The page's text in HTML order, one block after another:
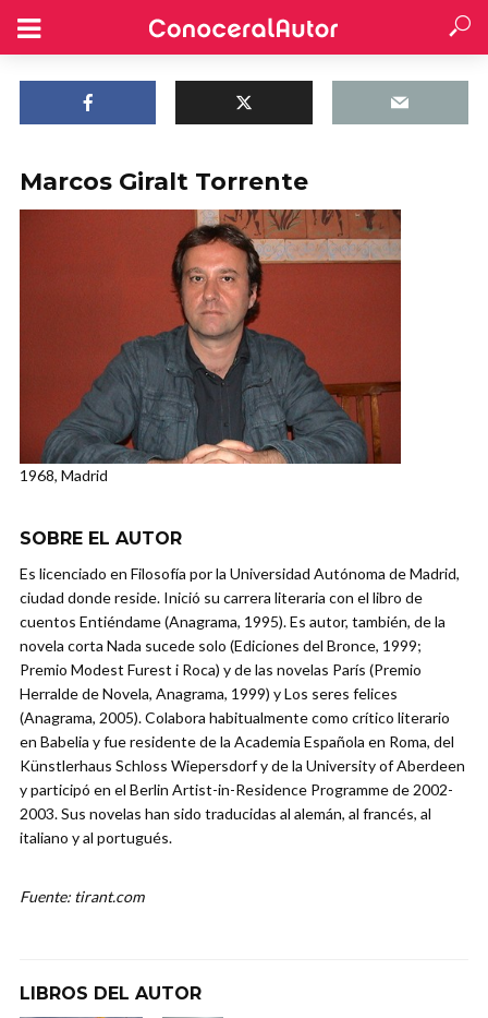
Marcos Giralt Torrente
1968, Madrid
SOBRE EL AUTOR
Es licenciado en Filosofía por la Universidad Autónoma de Madrid,
ciudad donde reside. Inició su carrera literaria con el libro de
cuentos Entiéndame (Anagrama, 1995). Es autor, también, de la
novela corta Nada sucede solo (Ediciones del Bronce, 1999;
Premio Modest Furest i Roca) y de las novelas París (Premio
Herralde de Novela, Anagrama, 1999) y Los seres felices
(Anagrama, 2005). Colabora habitualmente como crítico literario
en Babelia y fue residente de la Academia Española en Roma, del
Künstlerhaus Schloss Wiepersdorf y de la University of Aberdeen
y participó en el Berlin Artist-in-Residence Programme de 2002-
2003. Sus novelas han sido traducidas al alemán, al francés, al
italiano y al portugués.
Fuente: tirant.com
LIBROS DEL AUTOR